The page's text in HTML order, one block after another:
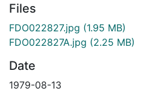
Files
FDO022827.jpg (1.95 MB)
FDO022827A.jpg (2.25 MB)
Date
1979-08-13